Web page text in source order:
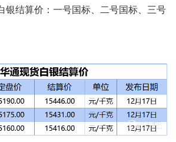
结算价：一号国标、二号国标、三号